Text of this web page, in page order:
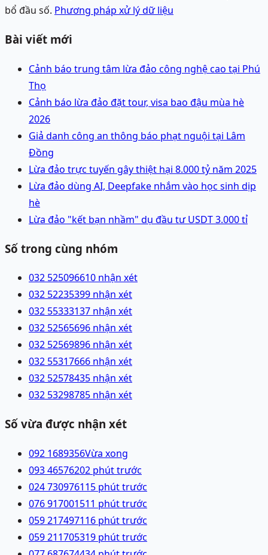
bổ đầu số. Phương pháp xử lý dữ liệu
Bài viết mới
Cảnh báo trung tâm lừa đảo công nghệ cao tại Phú
Thọ
Cảnh báo lừa đảo đặt tour, visa bao đậu mùa hè
2026
Giả danh công an thông báo phạt nguội tại Lâm
Đồng
Lừa đảo trực tuyến gây thiệt hại 8.000 tỷ năm 2025
Lừa đảo dùng AI, Deepfake nhắm vào học sinh dịp
hè
Lừa đảo "kết bạn nhầm" dụ đầu tư USDT 3.000 tỉ
Số trong cùng nhóm
032 525096610 nhận xét
032 52235399 nhận xét
032 55333137 nhận xét
032 52565696 nhận xét
032 52569896 nhận xét
032 55317666 nhận xét
032 52578435 nhận xét
032 53298785 nhận xét
Số vừa được nhận xét
092 1689356Vừa xong
093 46576202 phút trước
024 730976115 phút trước
076 917001511 phút trước
059 217497116 phút trước
059 211705319 phút trước